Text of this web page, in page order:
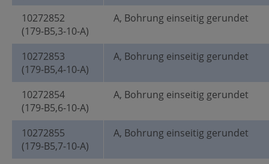
10272852
(179-B5,3-10-A)
A, Bohrung einseitig gerundet
10272853
(179-B5,4-10-A)
A, Bohrung einseitig gerundet
10272854
(179-B5,6-10-A)
A, Bohrung einseitig gerundet
10272855
(179-B5,7-10-A)
A, Bohrung einseitig gerundet